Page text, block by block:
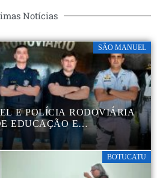
Notícias
SÃO MANUEL
E POLÍCIA RODOVIÁRIA
EDUCAÇÃO E
BOTUCATU